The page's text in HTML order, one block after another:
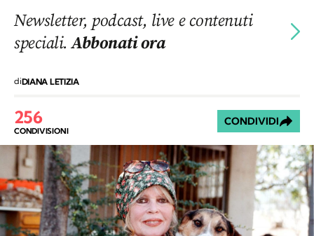
Newsletter, podcast, live e contenuti
speciali.Abbonati ora
diDIANA LETIZIA
256
CONDIVISIONI
CONDIVIDI